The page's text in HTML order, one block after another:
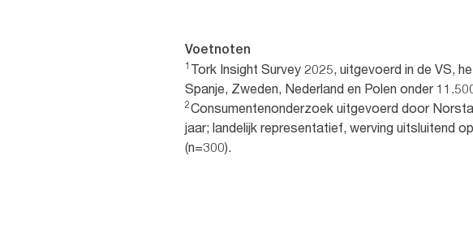
Voetnoten
1 Tork Insight Survey 2025, uitgevoerd in de VS,
Spanje, Zweden, Nederland en Polen onder
2Consumentenonderzoek uitgevoerd door
jaar; landelijk representatief, werving uitsluitend
(n=300).